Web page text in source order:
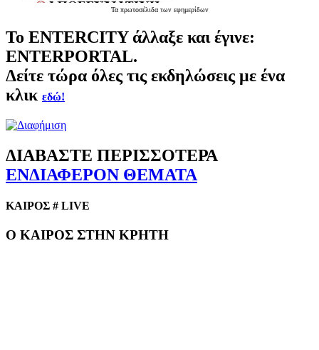
Τα πρωτοσέλιδατων εφημερίδων
Το ENTERCITYάλλαξε και έγινε:
ENTERPORTAL.
Δείτε τώρα όλες τις εκδηλώσεις με ένα
κλικ εδώ!
ΔΙΑΒΑΣΤΕ ΠΕΡΙΣΣΟΤΕΡΑ
ΕΝΔΙΑΦΕΡΟΝ ΘΕΜΑΤΑ
ΚΑΙΡΟΣ # LIVE
Ο ΚΑΙΡΟΣ ΣΤΗΝ ΚΡΗΤΗ